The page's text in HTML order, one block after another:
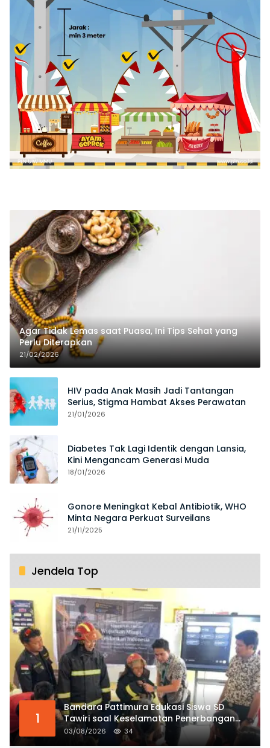
Agar Tidak Lemas saat Puasa, Ini Tips Sehat yang
Perlu Diterapkan
21/02/2026
HIV pada Anak Masih Jadi Tantangan
Serius, Stigma Hambat Akses Perawatan
21/01/2026
Diabetes Tak Lagi Identik dengan Lansia,
Kini Mengancam Generasi Muda
18/01/2026
Gonore Meningkat Kebal Antibiotik, WHO
Minta Negara Perkuat Surveilans
21/11/2025
Jendela Top
1
Bandara Pattimura Edukasi Siswa SD
Tawiri soal Keselamatan Penerbangan
dan Bahaya Bermain Layang-layang di
KKOP
03/08/2026 34